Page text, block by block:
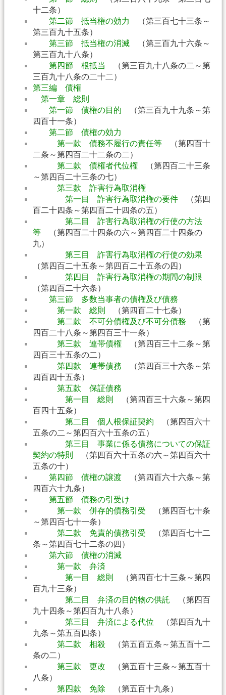
十二条）
第二節 抵当権の効力
（第三百七十三条～
第三百九十五条）
第三節 抵当権の消滅 （第三百九十六条～
第三百九十八条）
第四節 根抵当
（第三百九十八条の二～第
三百九十八条の二十二）
第三編 債権
第一章 総則
第一節 債権の目的 （第三百九十九条～第
四百十一条）
第二節 債権の効力
第一款 債務不履行の責任等 （第四百十
二条～第四百二十二条の二）
第二款 債権者代位権 （第四百二十三条
～第四百二十三条の七）
第三款 詐害行為取消権
第一目 詐害行為取消権の要件 （第四
百二十四条～第四百二十四条の五）
第二目 詐害行為取消権の行使の方法
等 （第四百二十四条の六～第四百二十四条の
九）
第三目 詐害行為取消権の行使の効果
（第四百二十五条～第四百二十五条の四）
第四目 詐害行為取消権の期間の制限
（第四百二十六条）
第三節 多数当事者の債権及び債務
第一款 総則
（第四百二十七条）
第二款 不可分債権及び不可分債務 （第
四百二十八条～第四百三十一条）
第三款 連帯債権 （第四百三十二条～第
四百三十五条の二）
第四款 連帯債務 （第四百三十六条～第
四百四十五条）
第五款 保証債務
第一目 総則
（第四百三十六条～第四
百四十五条）
第二目 個人根保証契約 （第四百六十
五条の二～第四百六十五条の五）
第三目 事業に係る債務についての保証
契約の特則
（第四百六十五条の六～第四百六十
五条の十）
第四節 債権の譲渡 （第四百六十六条～第
四百六十九条）
第五節 債務の引受け
第一款 併存的債務引受 （第四百七十条
～第四百七十一条）
第二款 免責的債務引受 （第四百七十二
条～第四百七十二条の四）
第六節 債権の消滅
第一款 弁済
第一目 総則
（第四百七十三条～第四
百九十三条）
第二目 弁済の目的物の供託 （第四百
九十四条～第四百九十八条）
第三目 弁済による代位 （第四百九十
九条～第五百四条）
第二款 相殺 （第五百五条～第五百十二
条の二）
第三款 更改 （第五百十三条～第五百十
八条）
第四款 免除 （第五百十九条）